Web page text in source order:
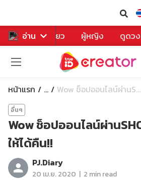
อ่าน
หาร ท่องเที่ยว ผู้หญิง ดูดวง
หน้าแรก ... Wow ช็อปออนไลน์ผ่านS...
อื่นๆ
Wow ช็อปออนไลน์ผ่าน
ให้ได้คืน!!
PJ.Diary
20 เม.ย. 2020 | 2 min read